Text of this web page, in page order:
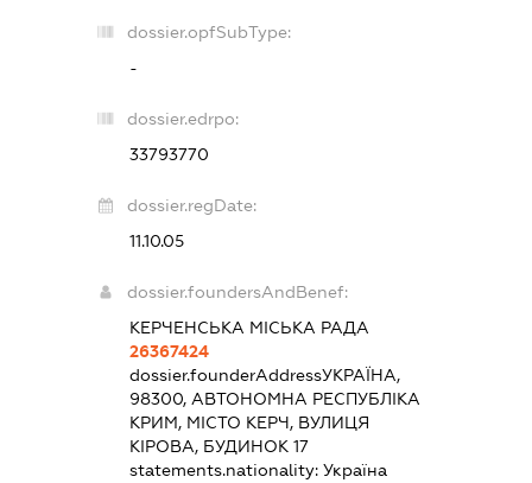
dossier.opfSubType:
-
dossier.edrpo:
33793770
dossier.regDate:
11.10.05
dossier.foundersAndBenef:
КЕРЧЕНСЬКА МІСЬКА РАДА
26367424
dossier.founderAddressУКРАЇНА,
98300, АВТОНОМНА РЕСПУБЛІКА
КРИМ, МІСТО КЕРЧ, ВУЛИЦЯ
КІРОВА, БУДИНОК 17
statements.nationality:Україна